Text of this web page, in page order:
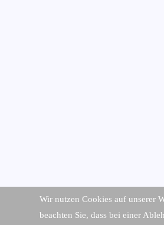
Wir nutzen Cookies auf unserer
beachten Sie, dass bei einer